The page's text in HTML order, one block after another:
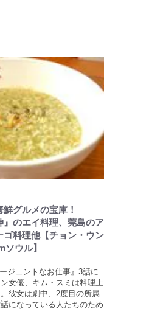
グルメの宝庫！
のエイ料理、莞島のア
ゴ料理他【チョン・ウン
ウル】
ジェントなお仕事』3話に
女優、キム・スミは料理上
彼女は劇中、2度目の所属
になっている人たちのため